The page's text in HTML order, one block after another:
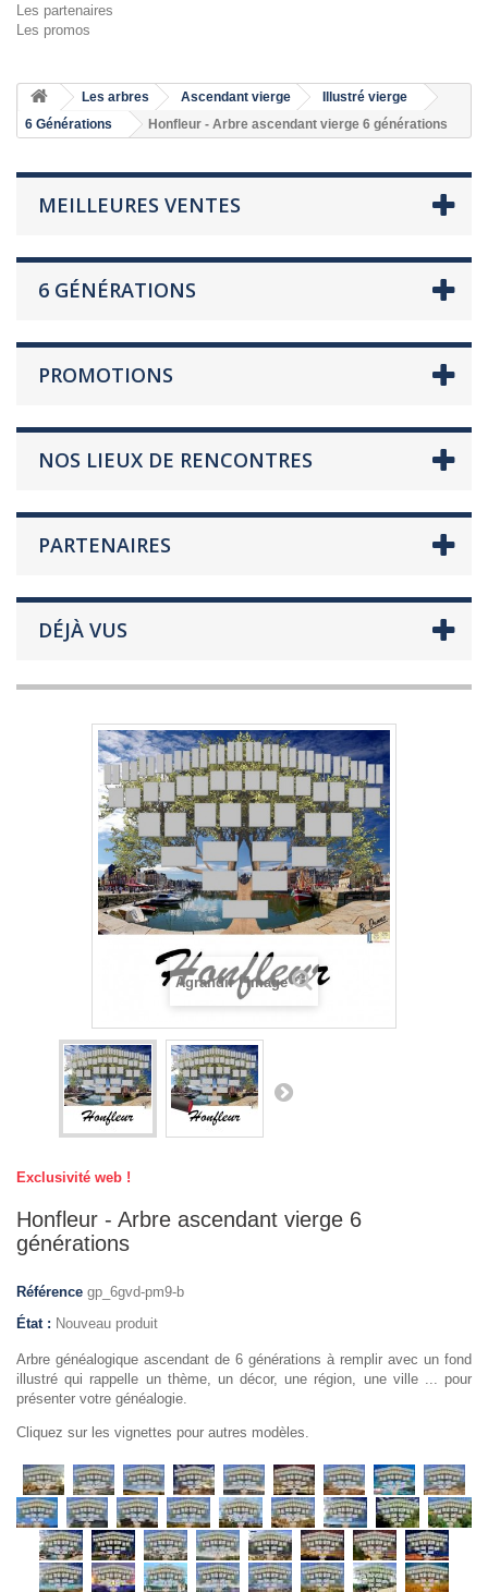
Les partenaires
Les promos
Les arbres Ascendant vierge
Illustré vierge
6 Générations
Honfleur - Arbre ascendant vierge 6 générations
MEILLEURES VENTES
6 GÉNÉRATIONS
PROMOTIONS
NOS LIEUX DE RENCONTRES
PARTENAIRES
DÉJÀ VUS
Agrandir l'image
Exclusivité web !
Honfleur - Arbre ascendant vierge 6
générations
Référence gp_6gvd-pm9-b
État : Nouveau produit
Arbre généalogique ascendant de 6 générations à remplir avec un fond
illustré qui rappelle un thème, un décor, une région, une ville ... pour
présenter votre généalogie.
Cliquez sur les vignettes pour autres modèles.